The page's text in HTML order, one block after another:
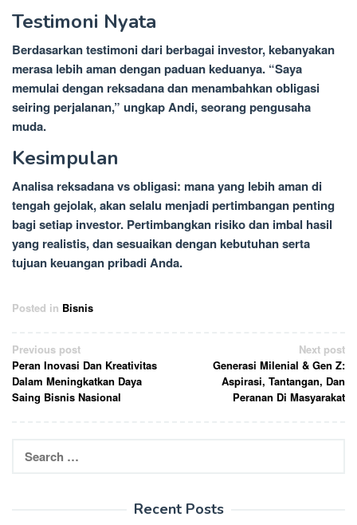
Testimoni Nyata
Berdasarkan testimoni dari berbagai investor, kebanyakan
merasa lebih aman dengan paduan keduanya. “Saya
memulai dengan reksadana dan menambahkan obligasi
seiring perjalanan,” ungkap Andi, seorang pengusaha
muda.
Kesimpulan
Analisa reksadana vs obligasi: mana yang lebih aman di
tengah gejolak, akan selalu menjadi pertimbangan penting
bagi setiap investor. Pertimbangkan risiko dan imbal hasil
yang realistis, dan sesuaikan dengan kebutuhan serta
tujuan keuangan pribadi Anda.
Posted in Bisnis
Post
navigation
Previous post
Peran Inovasi Dan Kreativitas
Dalam Meningkatkan Daya
Saing Bisnis Nasional
Next post
Generasi Milenial & Gen Z:
Aspirasi, Tantangan, Dan
Peranan Di Masyarakat
for:
Recent Posts